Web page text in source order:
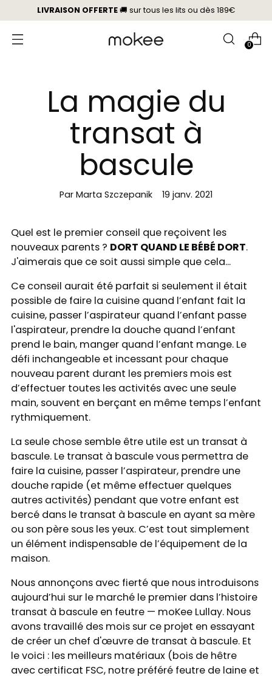
LIVRAISON OFFERTE🚚 sur tous les lits ou dès 189€
0
La magie du
transat à
bascule
Par Marta Szczepanik 19 janv. 2021
Quel est le premier conseil que reçoivent les
nouveaux parents ? DORT QUAND LE BÉBÉ DORT.
J'aimerais que ce soit aussi simple que cela...
Ce conseil aurait été parfait si seulement il était
possible de faire la cuisine quand l’enfant fait la
cuisine, passer l’aspirateur quand l’enfant passe
l'aspirateur, prendre la douche quand l’enfant
prend le bain, manger quand l’enfant mange. Le
défi inchangeable et incessant pour chaque
nouveau parent durant les premiers mois est
d’effectuer toutes les activités avec une seule
main, souvent en berçant en même temps l’enfant
rythmiquement.
La seule chose semble être utile est un transat à
bascule. Le transat à bascule vous permettra de
faire la cuisine, passer l’aspirateur, prendre une
douche rapide (et même effectuer quelques
autres activités) pendant que votre enfant est
bercé dans le transat à bascule en ayant sa mère
ou son père sous les yeux. C’est tout simplement
un élément indispensable de l’équipement de la
maison.
Nous annonçons avec fierté que nous introduisons
aujourd’hui sur le marché le premier dans l’histoire
transat à bascule en feutre — moKee Lullay. Nous
avons travaillé des mois sur ce projet en essayant
de créer un chef d'œuvre de transat à bascule. Et
le voici : les meilleurs matériaux (bois de hêtre
avec certificat FSC, notre préféré feutre de laine et